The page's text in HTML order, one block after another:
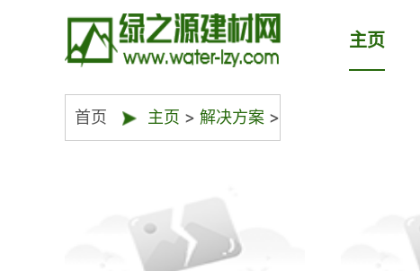
主页
首页 主页 > 解决方案 >